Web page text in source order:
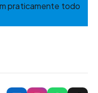
praticamente todo